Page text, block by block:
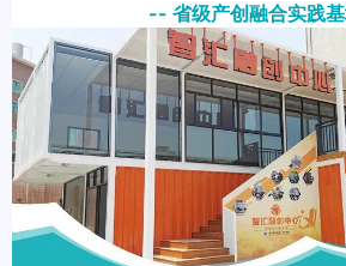
-- 省级产创融合实践